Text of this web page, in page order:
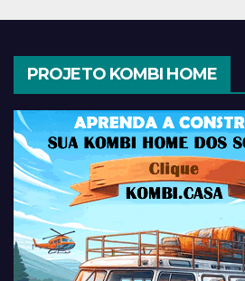
PROJETO KOMBI HOME